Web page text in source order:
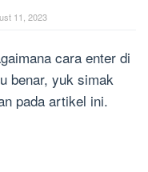
11, 2023
cara enter di
benar, yuk simak
pada artikel ini.